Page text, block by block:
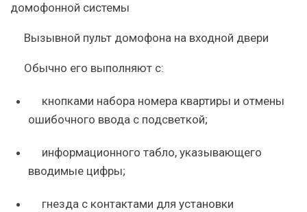
домофонной системы
Вызывной пульт домофона на входной двери
Обычно его выполняют с:
кнопками набора номера квартиры и отмены
ошибочного ввода с подсветкой;
информационного табло, указывающего
вводимые цифры;
гнезда с контактами для установки